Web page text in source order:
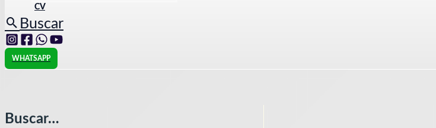
CV
Buscar
WHATSAPP
Buscar…